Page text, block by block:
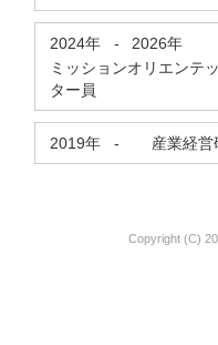
2024年 -
2026年
ミッションオリエンテ
ター員
2019年 - 産業経
Copyright (C)